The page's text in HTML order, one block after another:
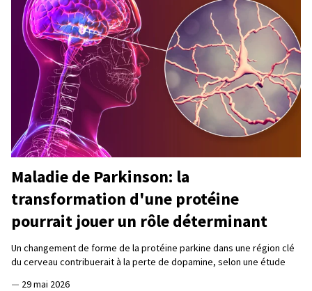
Maladie de Parkinson: la
transformation d'une protéine
pourrait jouer un rôle déterminant
Un changement de forme de la protéine parkine dans une région clé
du cerveau contribuerait à la perte de dopamine, selon une étude
— 29 mai 2026